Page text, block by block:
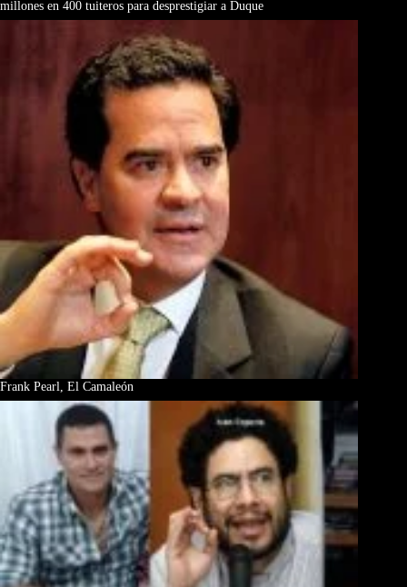
millones en 400 tuiteros para desprestigiar a Duque
Frank Pearl, El Camaleón